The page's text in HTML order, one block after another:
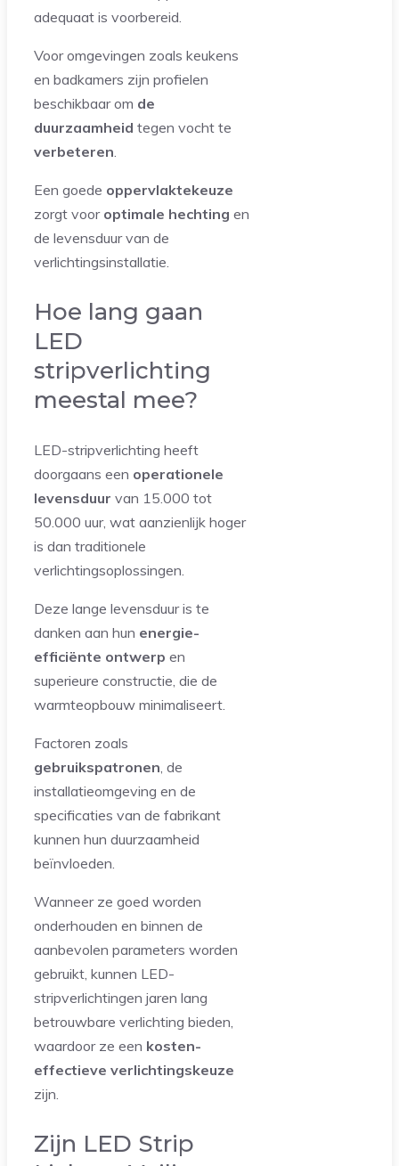
adequaat is voorbereid.
Voor omgevingen zoals keukens
en badkamers zijn profielen
beschikbaar om de
duurzaamheid tegen vocht te
verbeteren
Een goede oppervlaktekeuze
zorgt voor optimale hechting en
de levensduur van de
verlichtingsinstallatie.
Hoe lang gaan
LED
stripverlichting
meestal mee?
LED-stripverlichting heeft
doorgaans een operationele
levensduur van 15.000 tot
50.000 uur, wat aanzienlijk hoger
is dan traditionele
verlichtingsoplossingen.
Deze lange levensduur is te
danken aan hun energie-
efficiënte ontwerp en
superieure constructie, die de
warmteopbouw minimaliseert.
Factoren zoals
gebruikspatronen , de
installatieomgeving en de
specificaties van de fabrikant
kunnen hun duurzaamheid
beïnvloeden.
Wanneer ze goed worden
onderhouden en binnen de
aanbevolen parameters worden
gebruikt, kunnen LED-
stripverlichtingen jaren lang
betrouwbare verlichting bieden,
waardoor ze een kosten-
effectieve verlichtingskeuze
zijn.
Zijn LED Strip